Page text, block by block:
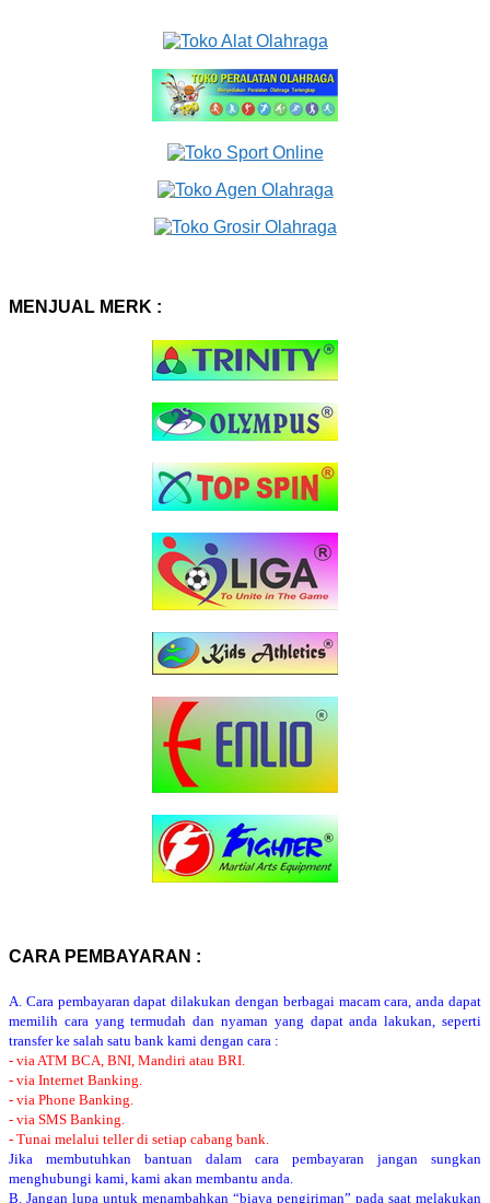
MENJUAL MERK :
CARA PEMBAYARAN :
A. Cara pembayaran dapat dilakukan dengan berbagai macam cara, anda dapat
memilih cara yang termudah dan nyaman yang dapat anda lakukan, seperti
transfer ke salah satu bank kami dengan cara :
- via ATM BCA, BNI, Mandiri atau BRI.
- via Internet Banking.
- via Phone Banking.
- via SMS Banking.
- Tunai melalui teller di setiap cabang bank.
Jika membutuhkan bantuan dalam cara pembayaran jangan sungkan
menghubungi kami, kami akan membantu anda.
B. Jangan lupa untuk menambahkan “biaya pengiriman” pada saat melakukan